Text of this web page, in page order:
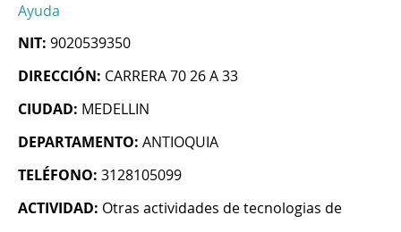
Ayuda
NIT: 9020539350
DIRECCIÓN: CARRERA 70 26 A 33
CIUDAD: MEDELLIN
DEPARTAMENTO: ANTIOQUIA
TELÉFONO: 3128105099
ACTIVIDAD: Otras actividades de tecnologias de